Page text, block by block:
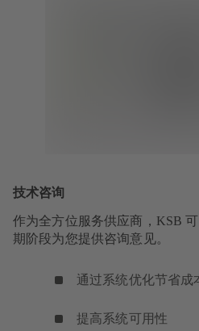
技术咨询
作为全方位服务供应商，KSB
期阶段为您提供咨询意见。
通过系统优化节省成
提高系统可用性